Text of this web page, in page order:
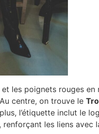
les poignets rouges en
centre, on trouve le
l’étiquette inclut le
les liens avec